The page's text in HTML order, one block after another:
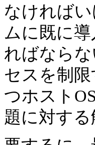
なければ
ムに既に
ればなら
セスを制
つホスト
題に対す